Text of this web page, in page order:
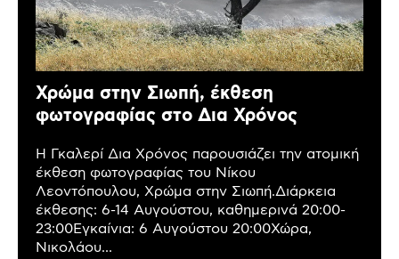
Χρώμα στην Σιωπή, έκθεση
φωτογραφίας στο Δια Χρόνος
Η Γκαλερί Δια Χρόνος παρουσιάζει την ατομική
έκθεση φωτογραφίας του Νίκου
Λεοντόπουλου, Χρώμα στην Σιωπή.Διάρκεια
έκθεσης: 6-14 Αυγούστου, καθημερινά 20:00-
23:00Εγκαίνια: 6 Αυγούστου 20:00Χώρα,
Νικολάου...